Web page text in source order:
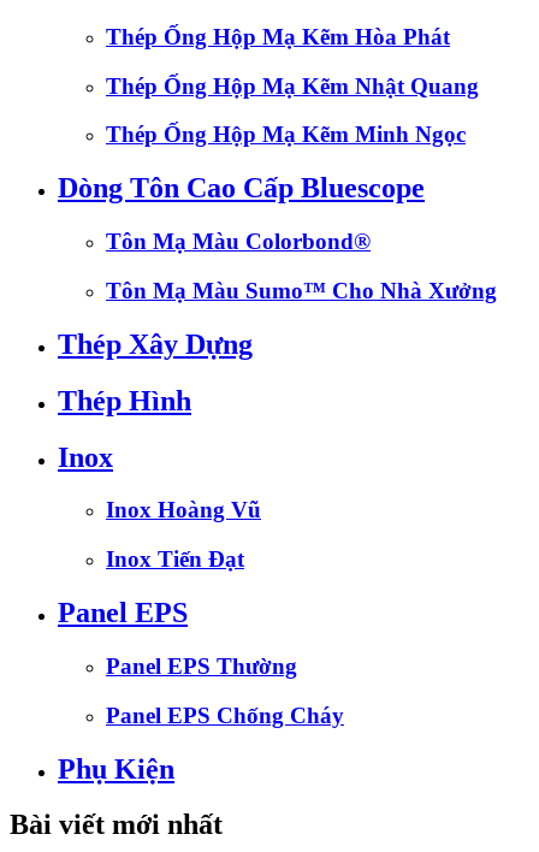
Thép Ống Hộp Mạ Kẽm Hòa Phát
Thép Ống Hộp Mạ Kẽm Nhật Quang
Thép Ống Hộp Mạ Kẽm Minh Ngọc
Dòng Tôn Cao Cấp Bluescope
Tôn Mạ Màu Colorbond®
Tôn Mạ Màu Sumo™ Cho Nhà Xưởng
Thép Xây Dựng
Thép Hình
Inox
Inox Hoàng Vũ
Inox Tiến Đạt
Panel EPS
Panel EPS Thường
Panel EPS Chống Cháy
Phụ Kiện
Bài viết mới nhất